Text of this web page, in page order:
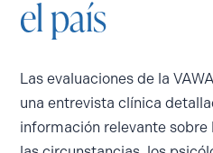
el país
Las evaluaciones de la
una entrevista clínica
información relevante sobre